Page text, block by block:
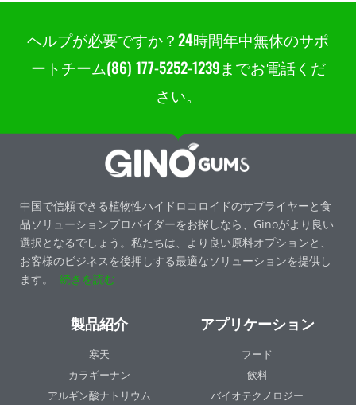
ヘルプが必要ですか？24時間年中無休のサポ
ートチーム(86) 177-5252-1239までお電話くだ
さい。
中国で信頼できる植物性ハイドロコロイドのサプライヤーと食
品ソリューションプロバイダーをお探しなら、Ginoがより良い
選択となるでしょう。私たちは、より良い原料オプションと、
お客様のビジネスを後押しする最適なソリューションを提供し
ます。 続きを読む
製品紹介
寒天
カラギーナン
アルギン酸ナトリウム
アプリケーション
フード
飲料
バイオテクノロジー